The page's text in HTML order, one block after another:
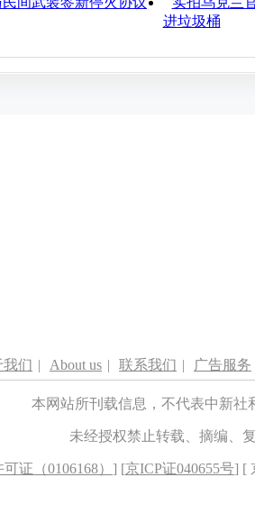
进垃圾桶
我们 | About us | 联系我们 | 广告服务
本网站所刊载信息，不代表中新
未经授权禁止转载、摘编、
证（0106168） ] [京ICP证040655号] [